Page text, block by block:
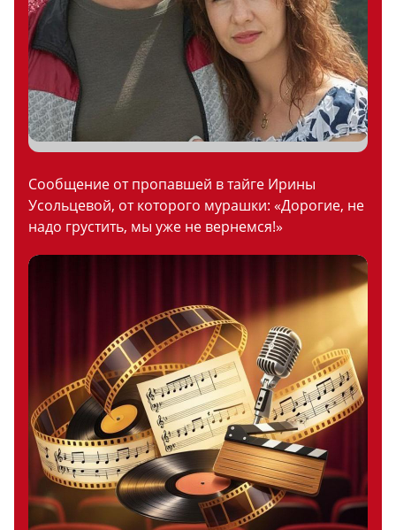
Сообщение от пропавшей в тайге Ирины
Усольцевой, от которого мурашки: «Дорогие, не
надо грустить, мы уже не вернемся!»